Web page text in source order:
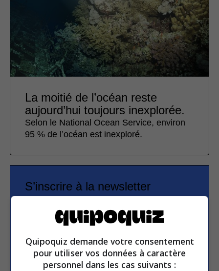
La moitié de l’océan reste
aujourd’hui toujours inexplorée.
Selon le National Ocean Service, environ
95 % de l’océan est inexploré.
S’inscrire à la newsletter
E-mail
S’INSCRIRE
Quipoquiz demande votre consentement
pour utiliser vos données à caractère
personnel dans les cas suivants :